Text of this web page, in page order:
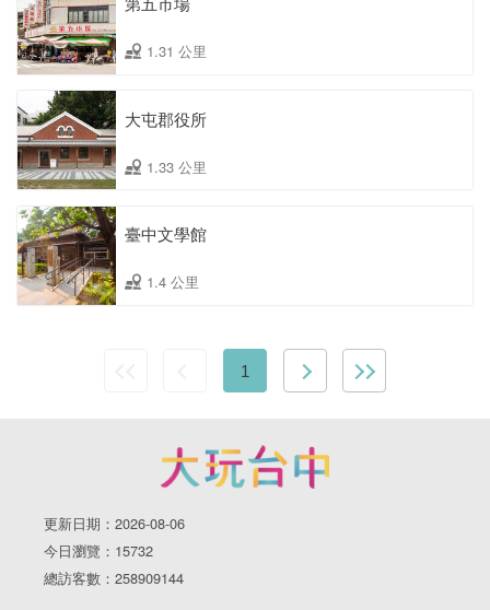
1.31 公里
大屯郡役所
1.33 公里
臺中文學館
1.4 公里
1
更新日期：2026-08-06
今日瀏覽：15732
總訪客數：258909144